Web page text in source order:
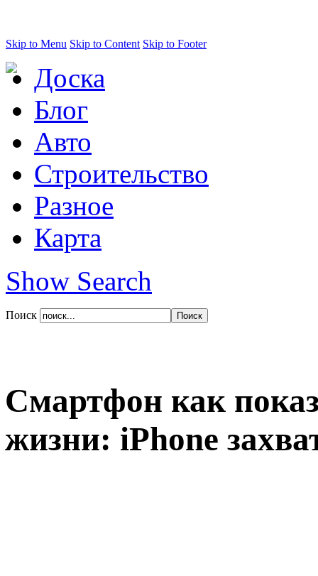
Skip to Menu Skip to Content Skip to Footer
Доска
Блог
Авто
Строительство
Разное
Карта
Show Search
Поиск
Смартфон как
жизни: iPhone